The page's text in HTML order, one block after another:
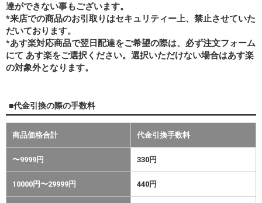
達ができない事もございます。
*来店での商品のお引取りはセキュリティー上、禁止させていた
だいております。
*あす楽対応商品で翌日配達をご希望の際は、必ず注文フォーム
にて あす楽をご選択ください。選択いただけない場合はあす楽
の対象外となります。
■代金引換の際の手数料
商品価格合計 代金引換手数料
〜9999円 330円
10000円〜29999円 440円